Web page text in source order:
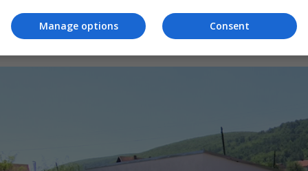
në shpinë. Kurse Ardian Syla më duket se
Siç ka arritur në vendin e ngjarjes, Leutrim Syla
Consent
Manage options